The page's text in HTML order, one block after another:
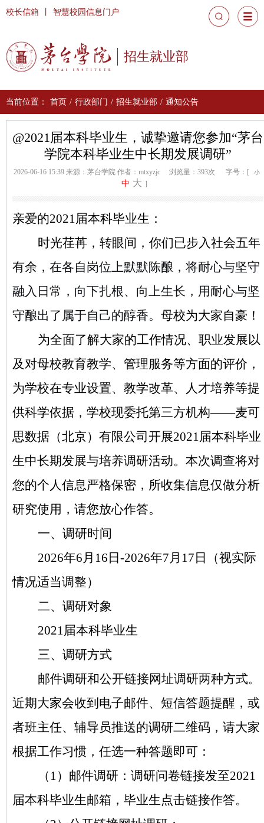
招生就业部
校长信箱 智慧校园信息门户
当前位置： 首页 / 行政部门 / 招生就业部 / 通知公告
@2021届本科毕业生，诚挚邀请您参加“茅台
学院本科毕业生中长期发展调研”
2026-06-16 15:39 来源：茅台学院 作者：mtxyzjc 浏览量：393次 字号：[ 小
中 大 ]
亲爱的2021届本科毕业生：
时光荏苒，转眼间，你们已步入社会五年
有余， 在各自岗位上默默陈酿，将耐心与坚守
融入日常，向下扎根、向上生长 ， 用耐心与坚
守酿出了属于自己的醇香。 母校为大家自豪！
为全面了解大家的工作情况、职业发展以
及对母校教育教学、管理服务等方面的评价，
为学校在专业设置、教学改革、人才培养等提
供科学依据，学校现委托第三方机构——麦可
思数据（北京）有限公司开展2021届本科毕业
生中长期发展与培养调研活动。本次调查将对
您的个人信息严格保密，所收集信息仅做分析
研究使用，请您放心作答。
一、调研时间
2026年6月16日-2026年7月17日（视实际
情况适当调整）
二、调研对象
2021届本科毕业生
三、调研方式
邮件调研和公开链接网址调研两种方式。
近期大家会收到电子邮件、短信答题提醒，或
者班主任、辅导员推送的调研二维码，请大家
根据工作习惯，任选一种答题即可：
（ 1）邮件调研：调研问卷链接发至2021
届本科毕业生邮箱，毕业生点击链接作答。